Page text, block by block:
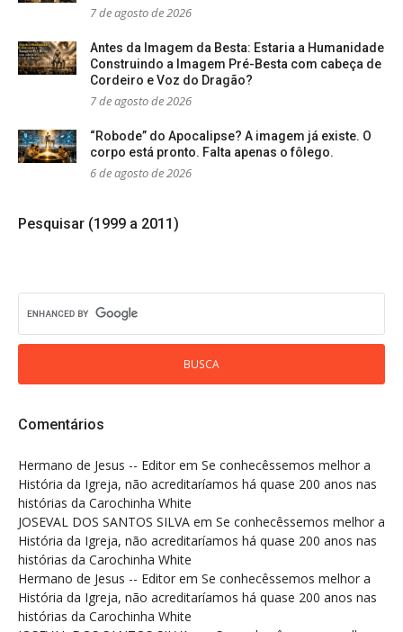
7 de agosto de 2026
Antes da Imagem da Besta: Estaria a Humanidade
Construindo a Imagem Pré-Besta com cabeça de
Cordeiro e Voz do Dragão?
7 de agosto de 2026
“Robode” do Apocalipse? A imagem já existe. O
corpo está pronto. Falta apenas o fôlego.
6 de agosto de 2026
Pesquisar (1999 a 2011)
Comentários
Hermano de Jesus -- Editor em Se conhecêssemos melhor a
História da Igreja, não acreditaríamos há quase 200 anos nas
histórias da Carochinha White
JOSEVAL DOS SANTOS SILVA em Se conhecêssemos melhor a
História da Igreja, não acreditaríamos há quase 200 anos nas
histórias da Carochinha White
Hermano de Jesus -- Editor em Se conhecêssemos melhor a
História da Igreja, não acreditaríamos há quase 200 anos nas
histórias da Carochinha White